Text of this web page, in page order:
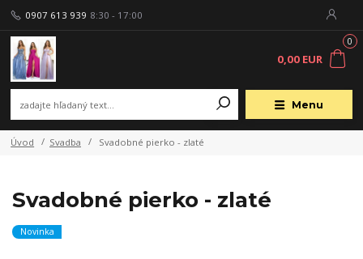
Menu
0907 613 939 8:30 - 17:00
0
0,00 EUR
Úvod Svadba Svadobné pierko - zlaté
Svadobné pierko - zlaté
Novinka